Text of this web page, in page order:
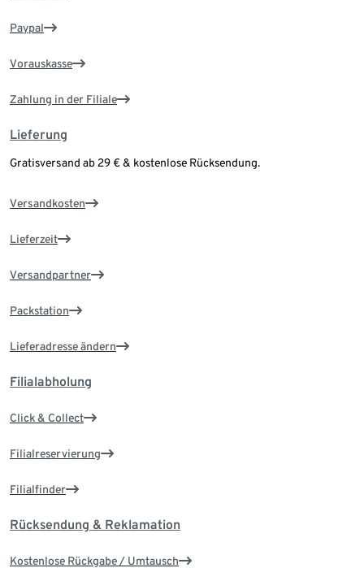
Paypal
Vorauskasse
Zahlung in der Filiale
Lieferung
Gratisversand ab 29 € & kostenlose Rücksendung.
Versandkosten
Lieferzeit
Versandpartner
Packstation
Lieferadresse ändern
Filialabholung
Click & Collect
Filialreservierung
Filialfinder
Rücksendung & Reklamation
Kostenlose Rückgabe / Umtausch